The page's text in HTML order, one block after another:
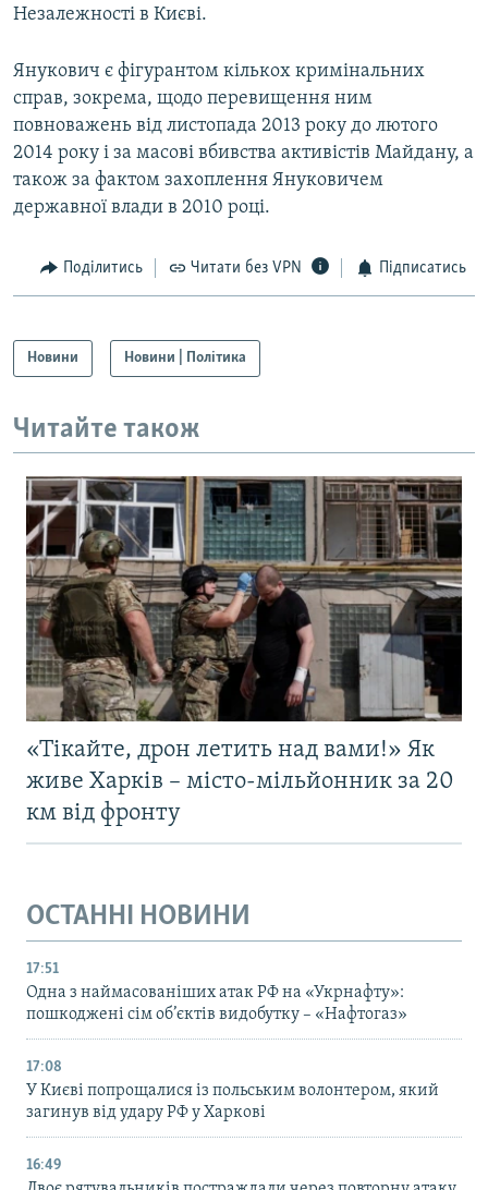
Незалежності в Києві.
Янукович є фігурантом кількох кримінальних
справ, зокрема, щодо перевищення ним
повноважень від листопада 2013 року до лютого
2014 року і за масові вбивства активістів Майдану, а
також за фактом захоплення Януковичем
державної влади в 2010 році.
Поділитись Читати без VPN Підписатись
Новини Новини | Політика
Читайте також
«Тікайте, дрон летить над вами!» Як
живе Харків – місто-мільйонник за 20
км від фронту
ОСТАННІ НОВИНИ
17:51
Одна з наймасованіших атак РФ на «Укрнафту»:
пошкоджені сім об’єктів видобутку – «Нафтогаз»
17:08
У Києві попрощалися із польським волонтером, який
загинув від удару РФ у Харкові
16:49